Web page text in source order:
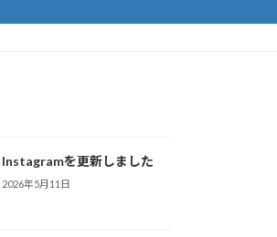
Instagramを更新しました
2026年5月11日